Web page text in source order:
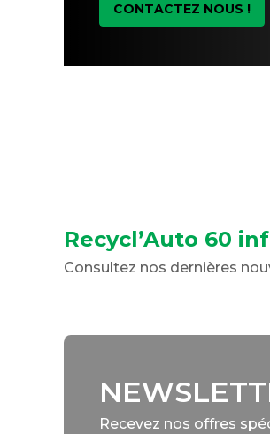
CONTACTEZ NOUS !
Recycl’Auto 60
Consultez nos dernières
Recevez nos offres